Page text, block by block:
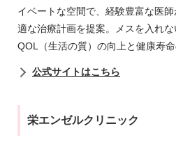
イベートな空間で、経験豊富な医
適な治療計画を提案。メスを入れな
QOL（生活の質）の向上と健康寿
公式サイトはこちら
栄エンゼルクリニック